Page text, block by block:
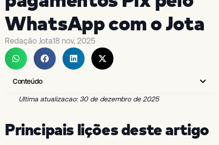
WhatsApp com o Jota
Redação Jota18 nov, 2025
Conteúdo
Ultima atualizacao: 30 de dezembro de 2025
Principais lições deste artigo